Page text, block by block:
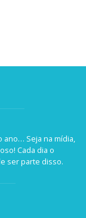
Seja na mídia,
Cada dia o
ser parte disso.